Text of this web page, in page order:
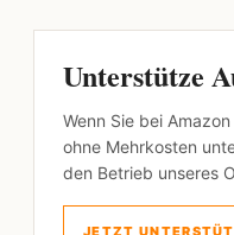
Unterstütze
Wenn Sie bei
ohne Mehrkosten
den Betrieb unseres
JETZT